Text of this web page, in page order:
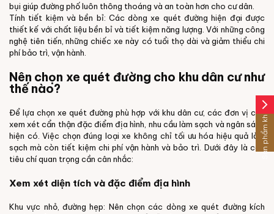
bụi giúp đường phố luôn thông thoáng và an toàn hơn cho cư dân.
Tính tiết kiệm và bền bỉ: Các dòng xe quét đường hiện đại được
thiết kế với chất liệu bền bỉ và tiết kiệm năng lượng. Với những công
nghệ tiên tiến, những chiếc xe này có tuổi thọ dài và giảm thiểu chi
phí bảo trì, vận hành.
Nên chọn xe quét đường cho khu dân cư như
thế nào?
Để lựa chọn xe quét đường phù hợp với khu dân cư, các đơn vị cần
xem xét cẩn thận đặc điểm địa hình, nhu cầu làm sạch và ngân sách
hiện có. Việc chọn đúng loại xe không chỉ tối ưu hóa hiệu quả làm
sạch mà còn tiết kiệm chi phí vận hành và bảo trì. Dưới đây là các
tiêu chí quan trọng cần cân nhắc:
Xem xét diện tích và đặc điểm địa hình
Khu vực nhỏ, đường hẹp: Nên chọn các dòng xe quét đường kích
arrow_forward_ios
Sản phẩm khác